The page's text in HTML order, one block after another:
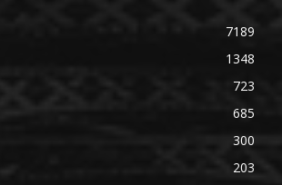
7189
1348
723
685
300
203